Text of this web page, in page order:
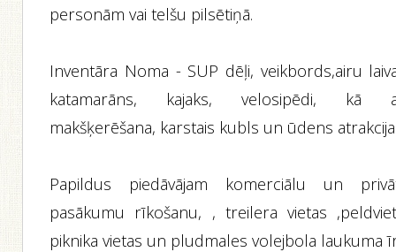
personām vai telšu pilsētiņā.
Inventāra Noma - SUP dēļi, veikbords,airu
katamarāns, kajaks, velosipēdi, kā
makšķerēšana, karstais kubls un ūdens
Papildus piedāvājam komerciālu un
pasākumu rīkošanu, , treilera vietas
piknika vietas un pludmales volejbola laukuma